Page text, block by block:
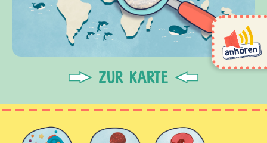
ZUR KARTE